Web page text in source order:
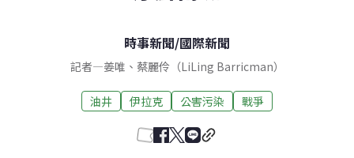
時事新聞/國際新聞
記者—姜唯 、 蔡麗伶（LiLing Barricman）
油井 伊拉克 公害污染 戰爭